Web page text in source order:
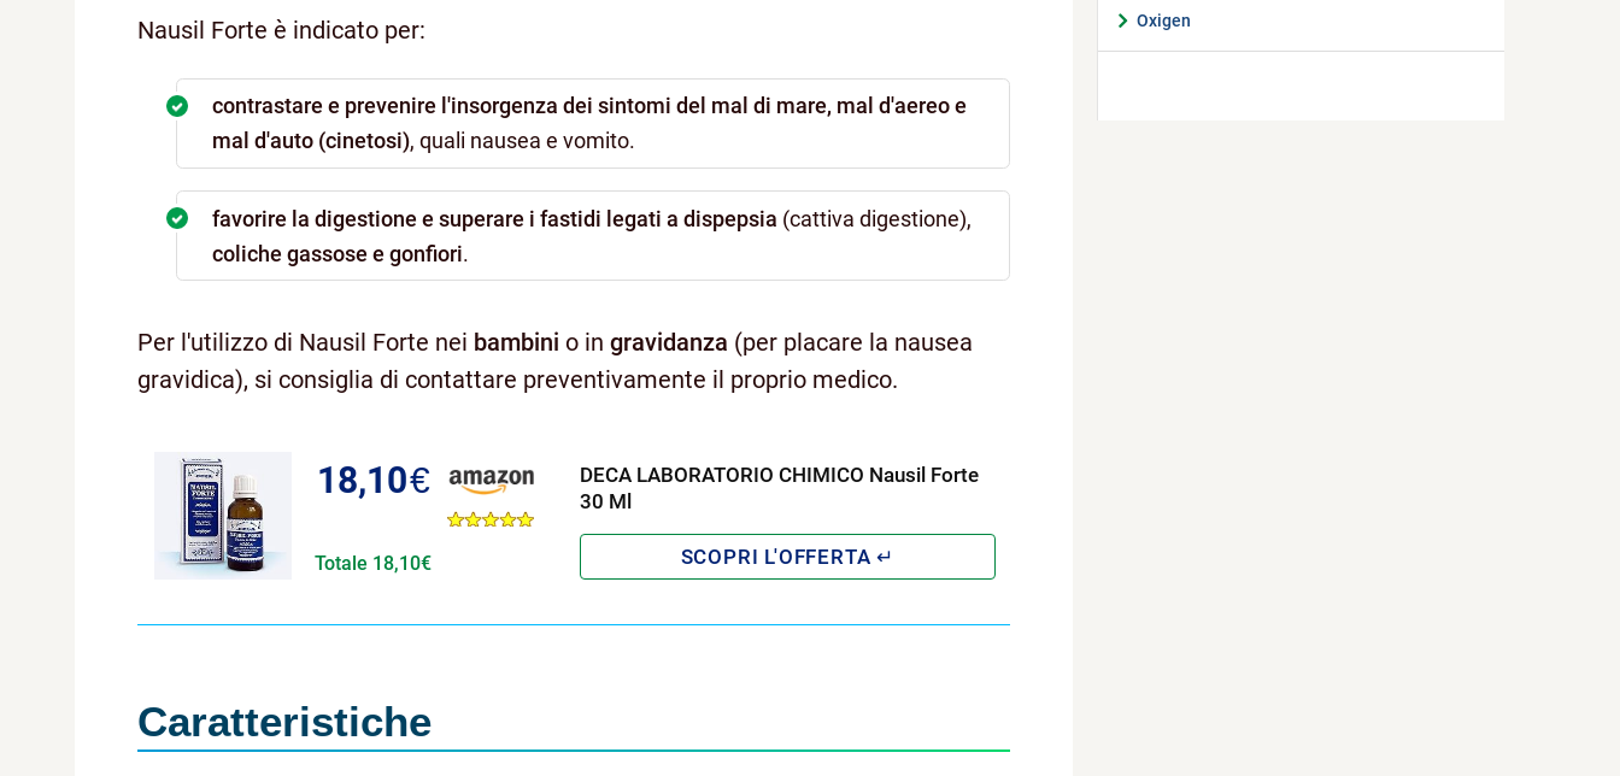
Nausil Forte è indicato per:
contrastare e prevenire l'insorgenza dei sintomi del mal di mare, mal d'aereo e
mal d'auto (cinetosi), quali nausea e vomito.
favorire la digestione e superare i fastidi legati a dispepsia (cattiva digestione),
coliche gassose e gonfiori.
Per l'utilizzo di Nausil Forte nei bambini o in gravidanza (per placare la nausea
gravidica), si consiglia di contattare preventivamente il proprio medico.
18,10€
Totale 18,10€
DECA LABORATORIO CHIMICO Nausil Forte
30 Ml
Caratteristiche
Oxigen